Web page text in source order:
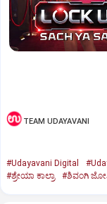
TEAM UDAYAVANI
#Udayavani Digital
#ಶ್ರೇಯಾ ಕಾಲ್ರಾ
#ಶಿವಂಗಿ